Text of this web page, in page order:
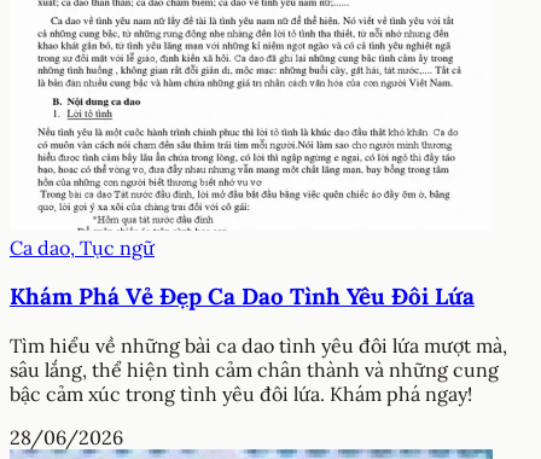
Ca dao, Tục ngữ
Khám Phá Vẻ Đẹp Ca Dao Tình Yêu Đôi Lứa
Tìm hiểu về những bài ca dao tình yêu đôi lứa mượt mà,
sâu lắng, thể hiện tình cảm chân thành và những cung
bậc cảm xúc trong tình yêu đôi lứa. Khám phá ngay!
28/06/2026